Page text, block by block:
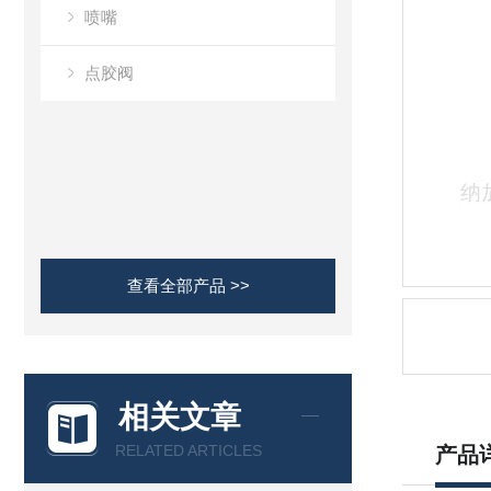
喷嘴
点胶阀
查看全部产品 >>
相关文章
RELATED ARTICLES 产品